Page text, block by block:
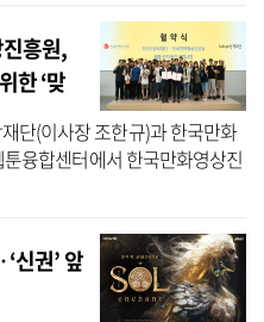
흥원,
한 ‘맞
단(이사장 조한규)과 한국만화
융합센터에서 한국만화영상진
스센터)에 입주한 웹툰 작가
신권’ 앞